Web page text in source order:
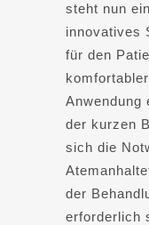
steht nun
innovatives
für den
Anwendung
der kurzen
sich die
der
erforderlich